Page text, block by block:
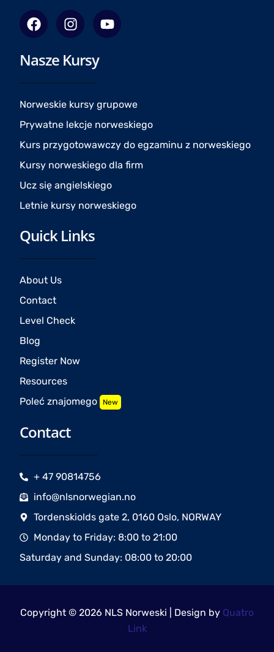
F
a
e
o
o
I
n
t
g
r
m
Y
o
e
Nasze Kursy
Norweskie kursy grupowe
Prywatne lekcje norweskiego
Kurs przygotowawczy do egzaminu z norweskiego
Kursy norweskiego dla firm
Ucz się angielskiego
Letnie kursy norweskiego
Quick Links
About Us
Contact
Level Check
Blog
Register Now
Resources
Poleć znajomego New
Contact
+ 47 90814756
info@nlsnorwegian.no
Tordenskiolds gate 2, 0160 Oslo, NORWAY
Monday to Friday: 8:00 to 21:00
Saturday and Sunday: 08:00 to 20:00
Copyright © 2026 NLS Norweski | Design by Quatro
Link